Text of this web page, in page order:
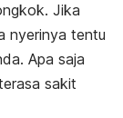
Jika
nyerinya tentu
Apa saja
sakit